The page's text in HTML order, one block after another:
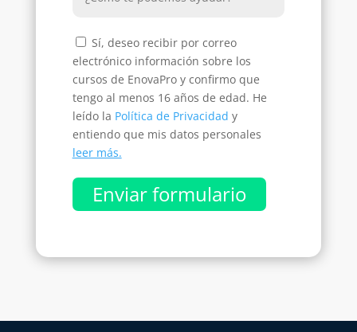
Sí, deseo recibir por correo
electrónico información sobre los
cursos de EnovaPro y confirmo que
tengo al menos 16 años de edad. He
leído la Política de Privacidad y
entiendo que mis datos personales
leer más.